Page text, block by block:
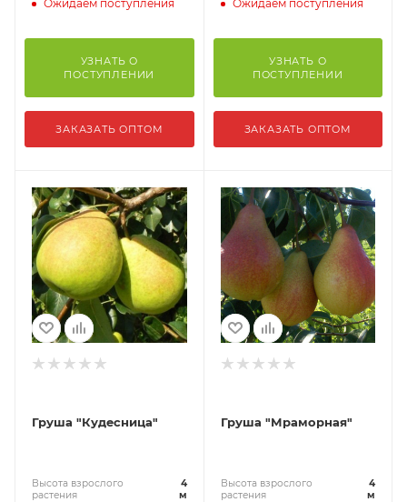
Ожидаем поступления
УЗНАТЬ О
ПОСТУПЛЕНИИ
ЗАКАЗАТЬ ОПТОМ
Ожидаем поступления
УЗНАТЬ О
ПОСТУПЛЕНИИ
ЗАКАЗАТЬ ОПТОМ
Груша "Кудесница"
Высота взрослого
растения
4
м
Груша "Мраморная"
Высота взрослого
растения
4
м